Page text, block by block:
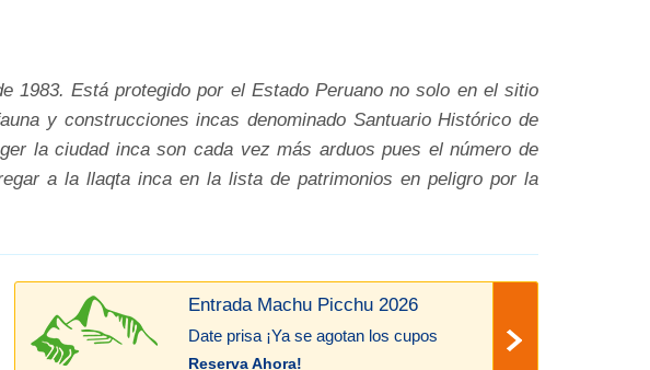
1983. Está protegido por el Estado Peruano no solo en el sitio
y construcciones incas denominado Santuario Histórico de
la ciudad inca son cada vez más arduos pues el número de
a la llaqta inca en la lista de patrimonios en peligro por la
Entrada Machu Picchu 2026
Date prisa ¡Ya se agotan los cupos
Reserva Ahora!